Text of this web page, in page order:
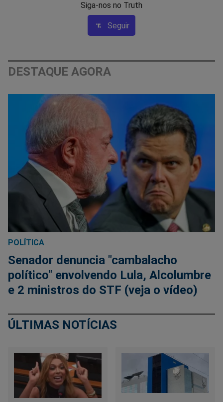
Siga-nos no Truth
Seguir
DESTAQUE AGORA
POLÍTICA
Senador denuncia "cambalacho
político" envolvendo Lula, Alcolumbre
e 2 ministros do STF (veja o vídeo)
ÚLTIMAS NOTÍCIAS